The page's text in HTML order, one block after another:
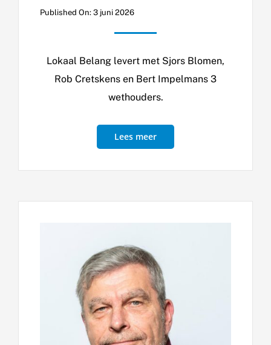
Published On: 3 juni 2026
Lokaal Belang levert met Sjors Blomen,
Rob Cretskens en Bert Impelmans 3
wethouders.
Lees meer